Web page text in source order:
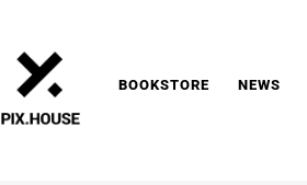
BOOKSTORE NEWS